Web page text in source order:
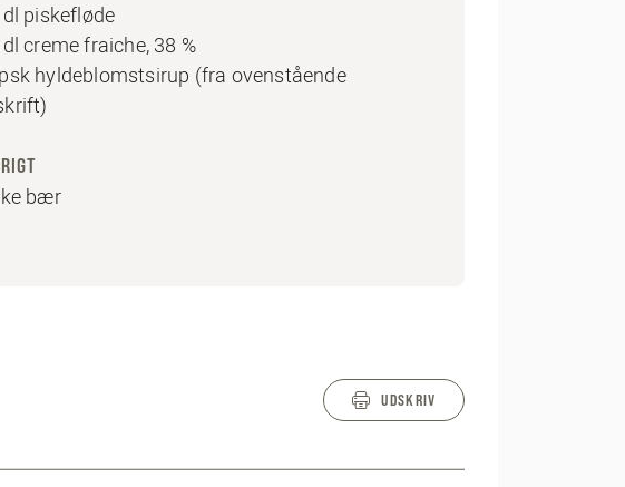
dl piskefløde
creme fraiche, 38 %
hyldeblomstsirup (fra ovenstående
bær
UDSKRIV